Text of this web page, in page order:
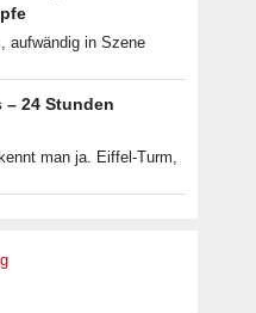
aufwändig in Szene
– 24 Stunden
man ja. Eiffel-Turm,